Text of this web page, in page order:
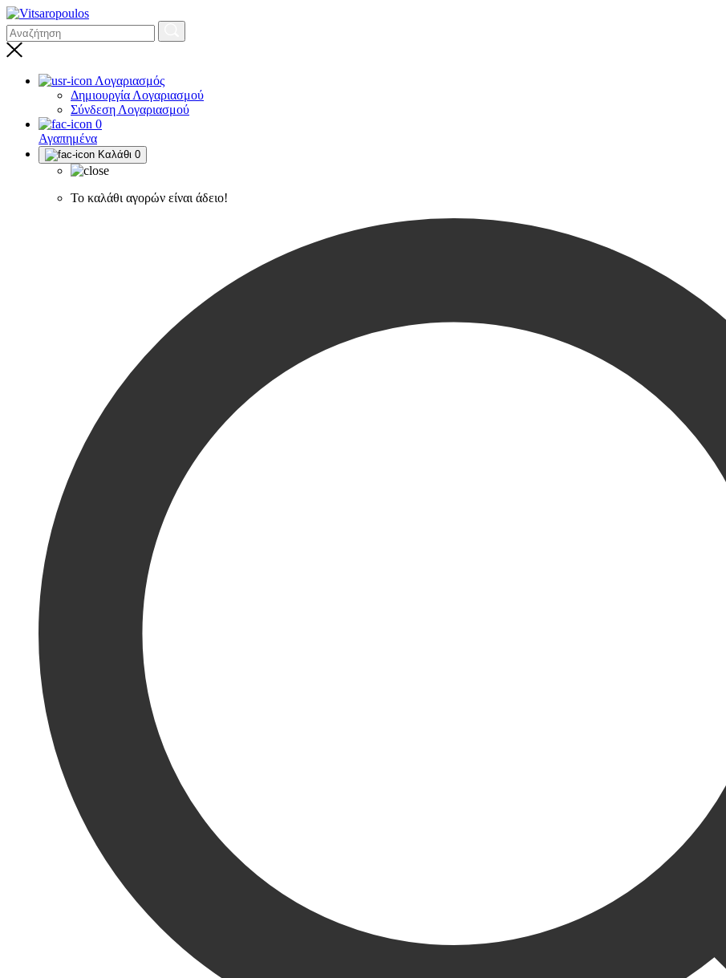
Λογαριασμός
Δημιουργία Λογαριασμού
Σύνδεση Λογαριασμού
0
Αγαπημένα
Καλάθι 0
Το καλάθι αγορών είναι άδειο!